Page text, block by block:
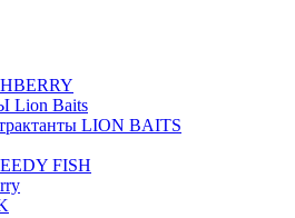
Baits
LION BAITS
FISH